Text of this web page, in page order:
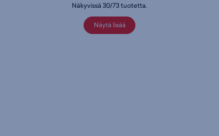
Näkyvissä 30/73tuotetta.
Näytä lisää